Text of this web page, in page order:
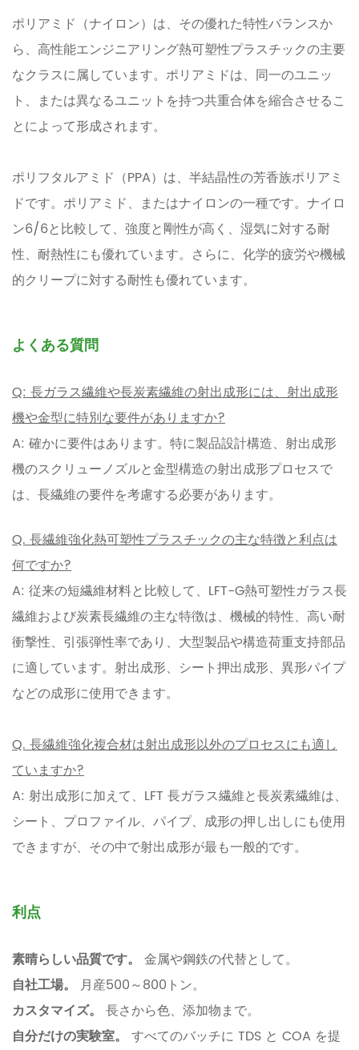
ポリアミド（ナイロン）は、その優れた特性バランスか
ら、高性能エンジニアリング熱可塑性プラスチックの主要
なクラスに属しています。ポリアミドは、同一のユニッ
ト、または異なるユニットを持つ共重合体を縮合させるこ
とによって形成されます。
ポリフタルアミド（PPA）は、半結晶性の芳香族ポリアミ
ドです。ポリアミド、またはナイロンの一種です。ナイロ
ン6/6と比較して、強度と剛性が高く、湿気に対する耐
性、耐熱性にも優れています。さらに、化学的疲労や機械
的クリープに対する耐性も優れています。
よくある質問
Q: 長ガラス繊維や長炭素繊維の射出成形には、射出成形
機や金型に特別な要件がありますか?
A: 確かに要件はあります。特に製品設計構造、射出成形
機のスクリューノズルと金型構造の射出成形プロセスで
は、長繊維の要件を考慮する必要があります。
Q. 長繊維強化熱可塑性プラスチックの主な特徴と利点は
何ですか?
A: 従来の短繊維材料と比較して、LFT-G熱可塑性ガラス長
繊維および炭素長繊維の主な特徴は、機械的特性、高い耐
衝撃性、引張弾性率であり、大型製品や構造荷重支持部品
に適しています。射出成形、シート押出成形、異形パイプ
などの成形に使用できます。
Q. 長繊維強化複合材は射出成形以外のプロセスにも適し
ていますか?
A: 射出成形に加えて、LFT 長ガラス繊維と長炭素繊維は、
シート、プロファイル、パイプ、成形の押し出しにも使用
できますが、その中で射出成形が最も一般的です。
利点
素晴らしい品質です。 金属や鋼鉄の代替として。
自社工場。 月産500～800トン。
カスタマイズ。 長さから色、添加物まで。
自分だけの実験室。 すべてのバッチに TDS と COA を提